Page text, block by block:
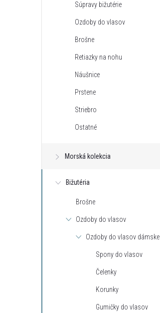
Súpravy bižutérie
Ozdoby do vlasov
Brošne
Retiazky na nohu
Náušnice
Prstene
Striebro
Ostatné
Morská kolekcia
Bižutéria
Brošne
Ozdoby do vlasov
Ozdoby do vlasov dámske
Spony do vlasov
Čelenky
Korunky
Gumičky do vlasov